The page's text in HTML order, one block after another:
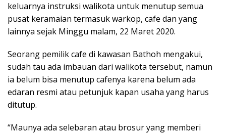
keluarnya instruksi walikota untuk menutup semua
pusat keramaian termasuk warkop, cafe dan yang
lainnya sejak Minggu malam, 22 Maret 2020.
Seorang pemilik cafe di kawasan Bathoh mengakui,
sudah tau ada imbauan dari walikota tersebut, namun
ia belum bisa menutup cafenya karena belum ada
edaran resmi atau petunjuk kapan usaha yang harus
ditutup.
“Maunya ada selebaran atau brosur yang memberi